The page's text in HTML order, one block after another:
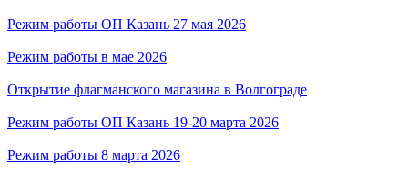
Режим работы ОП Казань 27 мая 2026
Режим работы в мае 2026
Открытие флагманского магазина в Волгограде
Режим работы ОП Казань 19-20 марта 2026
Режим работы 8 марта 2026